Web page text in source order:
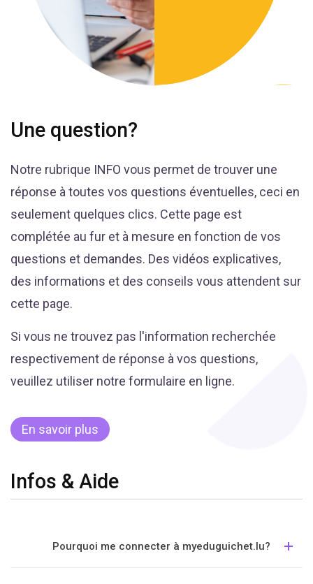
Une question?
Notre rubrique INFO vous permet de trouver une
réponse à toutes vos questions éventuelles, ceci en
seulement quelques clics. Cette page est
complétée au fur et à mesure en fonction de vos
questions et demandes. Des vidéos explicatives,
des informations et des conseils vous attendent sur
cette page.
Si vous ne trouvez pas l'information recherchée
respectivement de réponse à vos questions,
veuillez utiliser notre formulaire en ligne.
En savoir plus
Infos & Aide
Pourquoi me connecter à myeduguichet.lu?